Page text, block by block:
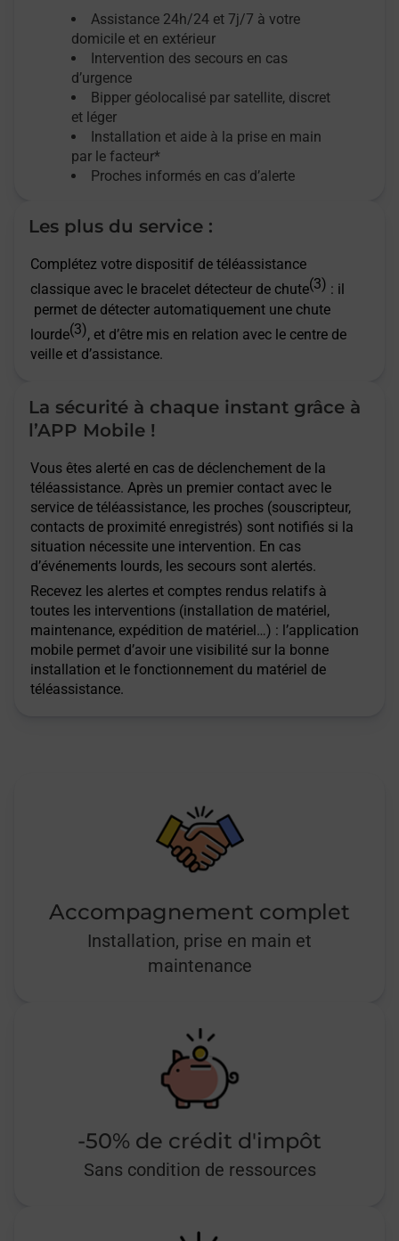
Assistance 24h/24 et 7j/7 à votre
domicile et en extérieur
Intervention des secours en cas
d’urgence
Bipper géolocalisé par satellite, discret
et léger
Installation et aide à la prise en main
par le facteur*
Proches informés en cas d’alerte
Les plus du service :
Complétez votre dispositif de téléassistance
classique avec le bracelet détecteur de chute(3) : il
permet de détecter automatiquement une chute
lourde(3), et d’être mis en relation avec le centre de
veille et d’assistance.
La sécurité à chaque instant grâce à
l’APP Mobile !
Vous êtes alerté en cas de déclenchement de la
téléassistance. Après un premier contact avec le
service de téléassistance, les proches (souscripteur,
contacts de proximité enregistrés) sont notifiés si la
situation nécessite une intervention. En cas
d’événements lourds, les secours sont alertés.
Recevez les alertes et comptes rendus relatifs à
toutes les interventions (installation de matériel,
maintenance, expédition de matériel…) : l’application
mobile permet d’avoir une visibilité sur la bonne
installation et le fonctionnement du matériel de
téléassistance.
Accompagnement complet
Installation, prise en main et
maintenance
-50% de crédit d'impôt
Sans condition de ressources